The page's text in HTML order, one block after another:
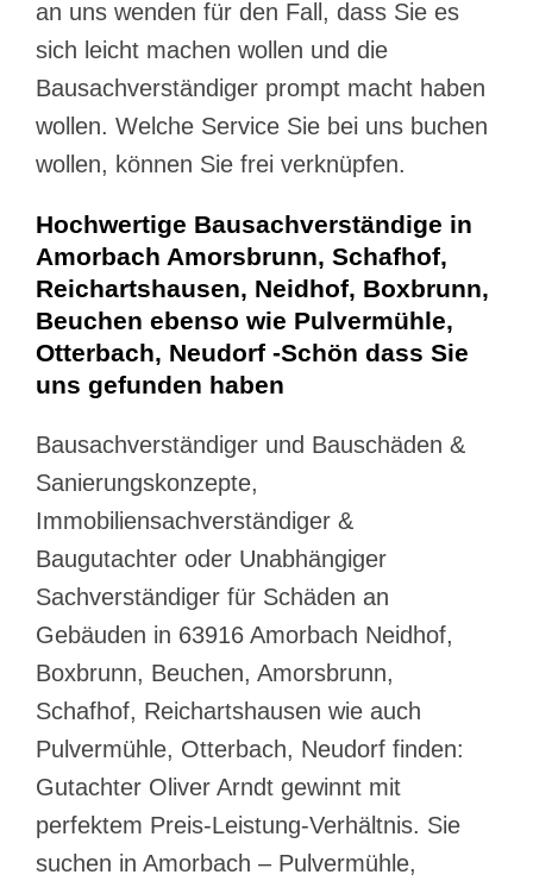
an uns wenden für den Fall, dass Sie es
sich leicht machen wollen und die
Bausachverständiger prompt macht haben
wollen. Welche Service Sie bei uns buchen
wollen, können Sie frei verknüpfen.
Hochwertige Bausachverständige in
Amorbach Amorsbrunn, Schafhof,
Reichartshausen, Neidhof, Boxbrunn,
Beuchen ebenso wie Pulvermühle,
Otterbach, Neudorf -Schön dass Sie
uns gefunden haben
Bausachverständiger und Bauschäden &
Sanierungskonzepte,
Immobiliensachverständiger &
Baugutachter oder Unabhängiger
Sachverständiger für Schäden an
Gebäuden in 63916 Amorbach Neidhof,
Boxbrunn, Beuchen, Amorsbrunn,
Schafhof, Reichartshausen wie auch
Pulvermühle, Otterbach, Neudorf finden:
Gutachter Oliver Arndt gewinnt mit
perfektem Preis-Leistung-Verhältnis. Sie
suchen in Amorbach – Pulvermühle,